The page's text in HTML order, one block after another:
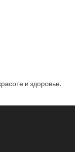
и здоровье.